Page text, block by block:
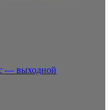
— выходной